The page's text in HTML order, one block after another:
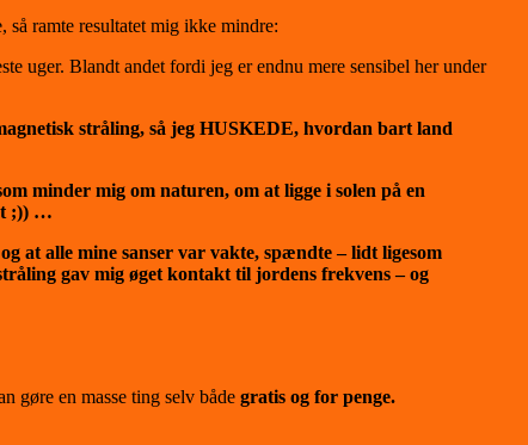
ramte resultatet mig ikke mindre:
uger. Blandt andet fordi jeg er endnu mere sensibel her under
stråling, så jeg HUSKEDE, hvordan bart land
minder mig om naturen, om at ligge i solen på en
;)) …
at alle mine sanser var vakte, spændte – lidt ligesom
gav mig øget kontakt til jordens frekvens – og
gøre en masse ting selv både gratis og for penge.